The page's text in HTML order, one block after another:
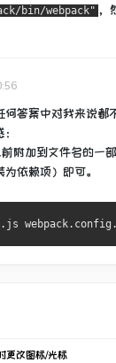
bin/webpack" ，
答案中对我来说都
附加到文件名的一
为依赖项）即可。
改图标/光标